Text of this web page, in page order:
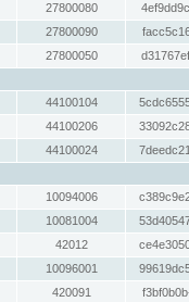
27800080
27800090
27800050
44100104
44100206
44100024
10094006
10081004
42012
10096001
420091